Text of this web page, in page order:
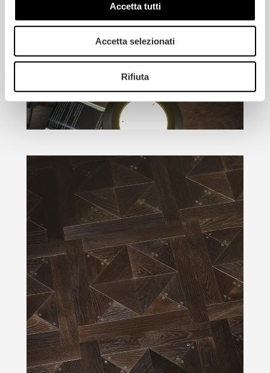
Accetta tutti
Accetta selezionati
Rifiuta